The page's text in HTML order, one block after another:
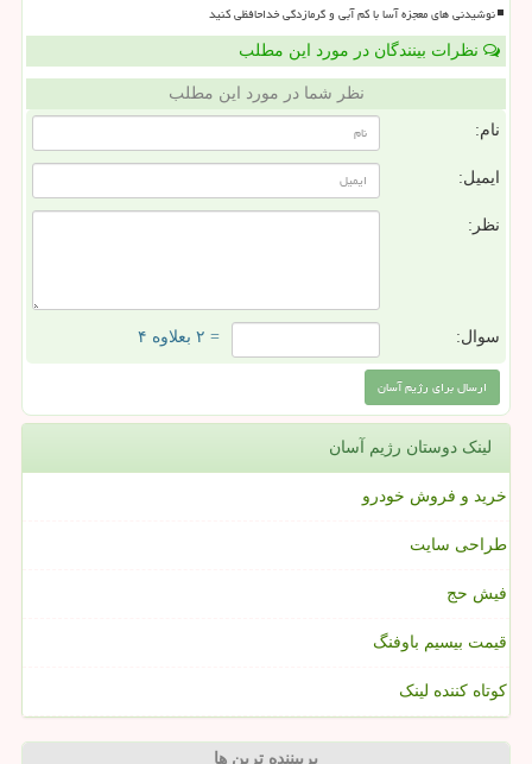
نوشیدنی های معجزه آسا با کم آبی و گرمازدگی خداحافظی کنید
نظرات بینندگان در مورد این مطلب
نظر شما در مورد این مطلب
نام:
ایمیل:
نظر:
سوال: = ۲ بعلاوه ۴
لینک دوستان رژیم آسان
خرید و فروش خودرو
طراحی سایت
فیش حج
قیمت بیسیم باوفنگ
کوتاه کننده لینک
پربیننده ترین ها